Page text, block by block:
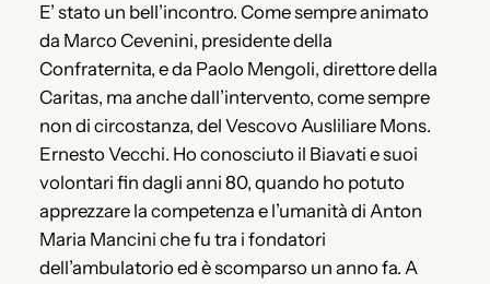
E’ stato un bell’incontro. Come sempre animato
da Marco Cevenini, presidente della
Confraternita, e da Paolo Mengoli, direttore della
Caritas, ma anche dall’intervento, come sempre
non di circostanza, del Vescovo Ausliliare Mons.
Ernesto Vecchi. Ho conosciuto il Biavati e suoi
volontari fin dagli anni 80, quando ho potuto
apprezzare la competenza e l’umanità di Anton
Maria Mancini che fu tra i fondatori
dell’ambulatorio ed è scomparso un anno fa. A